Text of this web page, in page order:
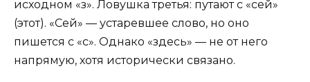
исходном «з». Ловушка третья: путают с «сей»
(этот). «Сей» — устаревшее слово, но оно
пишется с «с». Однако «здесь» — не от него
напрямую, хотя исторически связано.